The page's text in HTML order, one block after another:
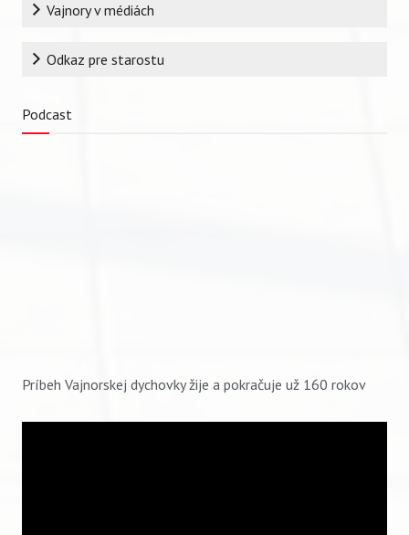
Vajnory v médiách
Odkaz pre starostu
Podcast
Príbeh Vajnorskej dychovky žije a pokračuje už 160 rokov